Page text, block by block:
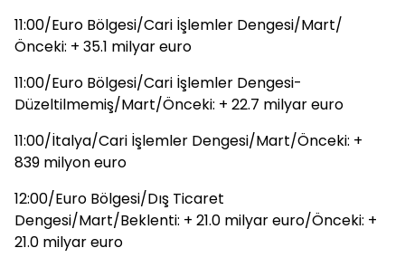
11:00/Euro Bölgesi/Cari İşlemler Dengesi/Mart/
Önceki: + 35.1 milyar euro
11:00/Euro Bölgesi/Cari İşlemler Dengesi-
Düzeltilmemiş/Mart/Önceki: + 22.7 milyar euro
11:00/İtalya/Cari İşlemler Dengesi/Mart/Önceki: +
839 milyon euro
12:00/Euro Bölgesi/Dış Ticaret
Dengesi/Mart/Beklenti: + 21.0 milyar euro/Önceki: +
21.0 milyar euro